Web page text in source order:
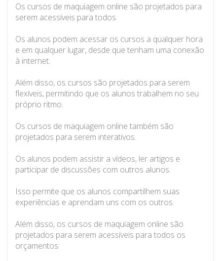
Os cursos de maquiagem online são projetados para
serem acessíveis para todos.
Os alunos podem acessar os cursos a qualquer hora
e em qualquer lugar, desde que tenham uma conexão
à internet.
Além disso, os cursos são projetados para serem
flexíveis, permitindo que os alunos trabalhem no seu
próprio ritmo.
Os cursos de maquiagem online também são
projetados para serem interativos.
Os alunos podem assistir a vídeos, ler artigos e
participar de discussões com outros alunos.
Isso permite que os alunos compartilhem suas
experiências e aprendam uns com os outros.
Além disso, os cursos de maquiagem online são
projetados para serem acessíveis para todos os
orçamentos.